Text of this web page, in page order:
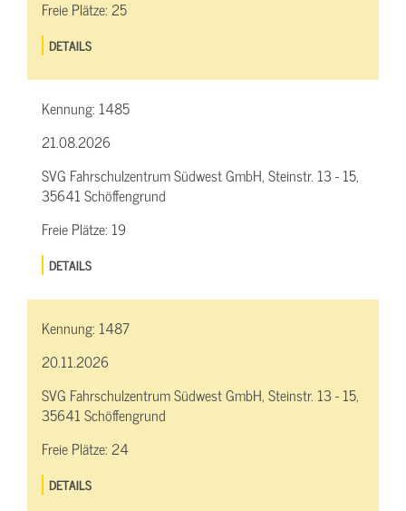
Freie Plätze:25
DETAILS
Kennung: 1485
21.08.2026
SVG Fahrschulzentrum Südwest GmbH, Steinstr. 13 - 15,
35641 Schöffengrund
Freie Plätze: 19
DETAILS
Kennung: 1487
20.11.2026
SVG Fahrschulzentrum Südwest GmbH, Steinstr. 13 - 15,
35641 Schöffengrund
Freie Plätze:24
DETAILS